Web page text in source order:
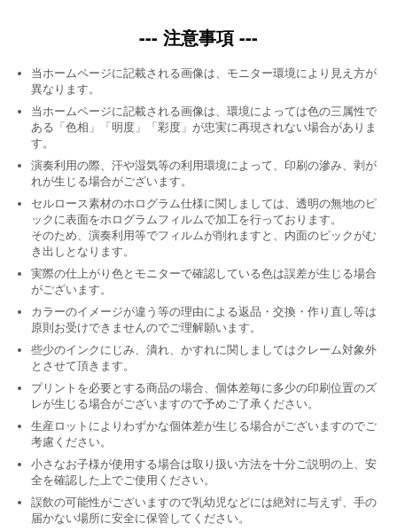
--- 注意事項 ---
当ホームページに記載される画像は、モニター環境により見え方が
異なります。
当ホームページに記載される画像は、環境によっては色の三属性で
ある「色相」「明度」「彩度」が忠実に再現されない場合がありま
す。
演奏利用の際、汗や湿気等の利用環境によって、印刷の滲み、剥が
れが生じる場合がございます。
セルロース素材のホログラム仕様に関しましては、透明の無地のピ
ックに表面をホログラムフィルムで加工を行っております。
そのため、演奏利用等でフィルムが削れますと、内面のピックがむ
き出しとなります。
実際の仕上がり色とモニターで確認している色は誤差が生じる場合
がございます。
カラーのイメージが違う等の理由による返品・交換・作り直し等は
原則お受けできませんのでご理解願います。
些少のインクにじみ、潰れ、かすれに関しましてはクレーム対象外
とさせて頂きます。
プリントを必要とする商品の場合、個体差毎に多少の印刷位置のズ
レが生じる場合がございますので予めご了承ください。
生産ロットによりわずかな個体差が生じる場合がございますのでご
考慮ください。
小さなお子様が使用する場合は取り扱い方法を十分ご説明の上、安
全を確認した上でご使用ください。
誤飲の可能性がございますので乳幼児などには絶対に与えず、手の
届かない場所に安全に保管してください。